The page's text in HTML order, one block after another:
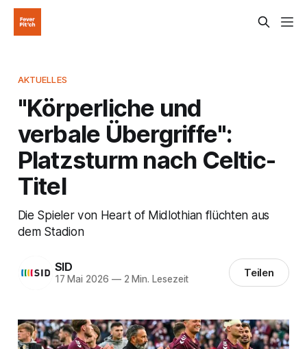
AKTUELLES
"Körperliche und
verbale Übergriffe":
Platzsturm nach Celtic-
Titel
Die Spieler von Heart of Midlothian flüchten aus
dem Stadion
SID
17 Mai 2026 —2 Min. Lesezeit Teilen